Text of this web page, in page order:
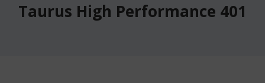
Taurus High Performance 401